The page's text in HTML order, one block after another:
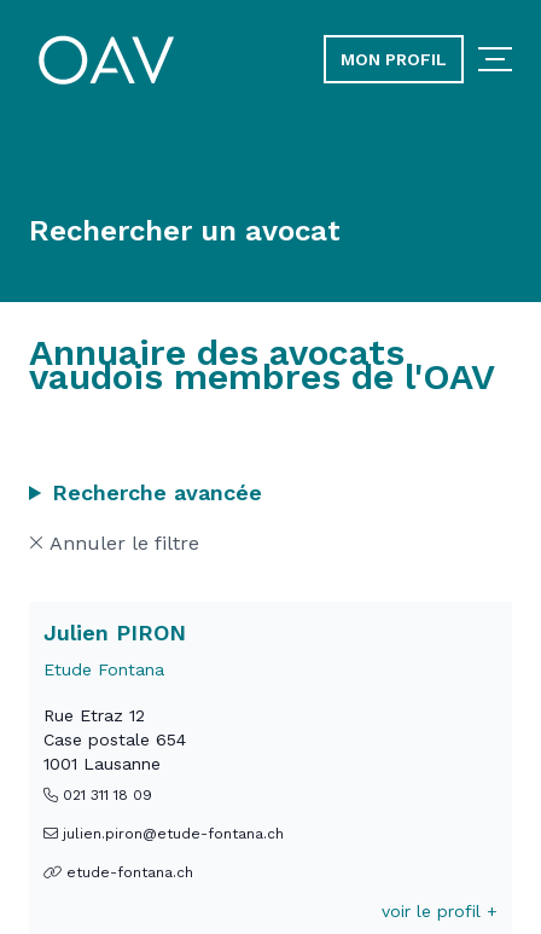
MON PROFIL
Rechercher un avocat
Annuaire des avocats
vaudois membres de l'OAV
Recherche avancée
Annuler le filtre
Julien PIRON
Etude Fontana
Rue Etraz 12
Case postale 654
1001 Lausanne
021 311 18 09
julien.piron@etude-fontana.ch
etude-fontana.ch
voir le profil +